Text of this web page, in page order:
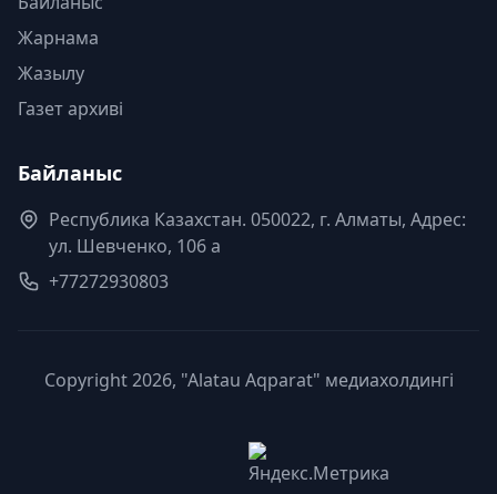
Жарнама
Жазылу
Газет архиві
Байланыс
Республика Казахстан. 050022, г. Алматы, Адрес:
ул. Шевченко, 106 а
+77272930803
Copyright 2026, "Alatau Aqparat" медиахолдингі